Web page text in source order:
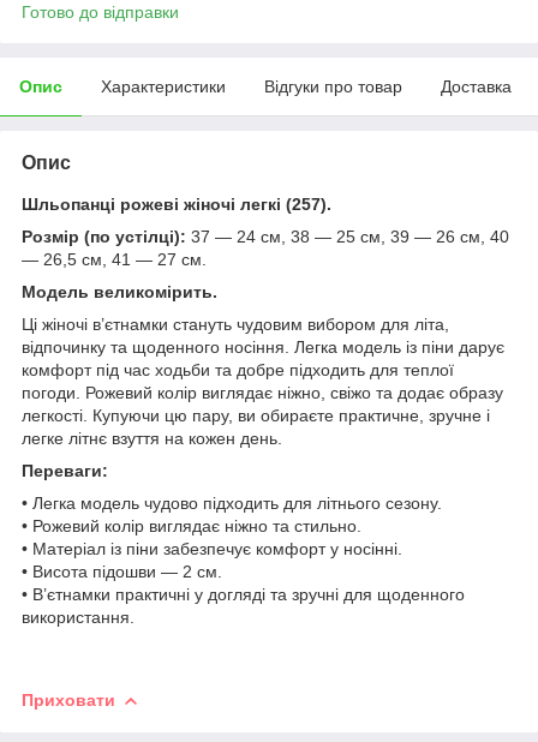
Готово до відправки
Опис Характеристики Відгуки про товар Доставка
Опис
Шльопанці рожеві жіночі легкі (257).
Розмір (по устілці): 37 — 24 см, 38 — 25 см, 39 — 26 см, 40
— 26,5 см, 41 — 27 см.
Модель великомірить.
Ці жіночі в’єтнамки стануть чудовим вибором для літа,
відпочинку та щоденного носіння. Легка модель із піни дарує
комфорт під час ходьби та добре підходить для теплої
погоди. Рожевий колір виглядає ніжно, свіжо та додає образу
легкості. Купуючи цю пару, ви обираєте практичне, зручне і
легке літнє взуття на кожен день.
Переваги:
• Легка модель чудово підходить для літнього сезону.
• Рожевий колір виглядає ніжно та стильно.
• Матеріал із піни забезпечує комфорт у носінні.
• Висота підошви — 2 см.
• В’єтнамки практичні у догляді та зручні для щоденного
використання.
Приховати